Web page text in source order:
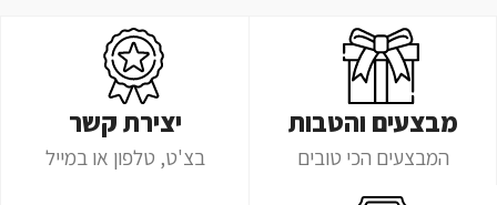
מבצעים והטבות
המבצעים הכי טובים
יצירת קשר
בצ'ט, טלפון או במייל